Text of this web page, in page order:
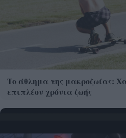
Το άθλημα της μακροζωίας:
επιπλέον χρόνια ζωής